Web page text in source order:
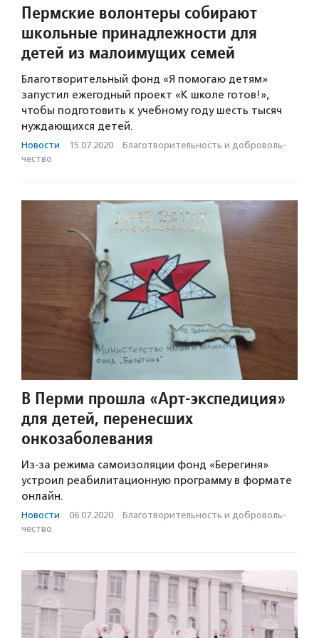
Пермские волонтеры собирают
школьные принадлежности для
детей из малоимущих семей
Благотворительный фонд «Я помогаю детям»
запустил ежегодный проект «К школе готов!»,
чтобы подготовить к учебному году шесть тысяч
нуждающихся детей.
Новости · 15.07.2020 · Благотвори­тель­ность и доброволь­
чест­во
В Перми прошла «Арт-экспедиция»
для детей, перенесших
онкозаболевания
Из-за режима самоизоляции фонд «Берегиня»
устроил реабилитационную программу в формате
онлайн.
Новости · 06.07.2020 · Благотвори­тель­ность и доброволь­
чест­во